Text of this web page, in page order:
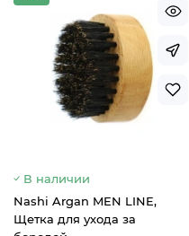
В наличии
Nashi Argan MEN LINE,
Щетка для ухода за